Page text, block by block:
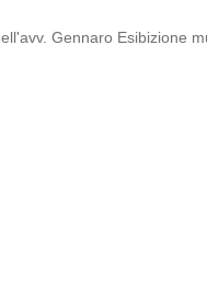
Gennaro Esibizione